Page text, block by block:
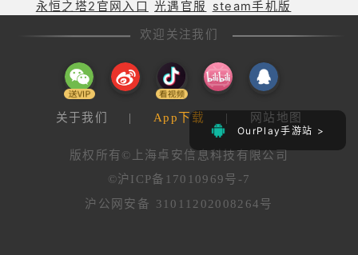
OurPlay手游站 >
格
局！
永恒之塔2官网入口 光遇官服
steam手机版
欢迎关注我们
关于我们 | App下载 | 网站地图
版权所有©上海卓安信息科技有限公司
©沪ICP备17010969号-7
沪公网安备 31011202008264号